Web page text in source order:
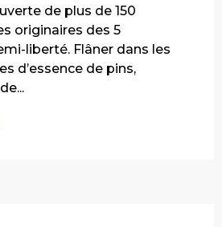
de plus de 150
originaires des 5
liberté. Flâner dans les
d’essence de pins,